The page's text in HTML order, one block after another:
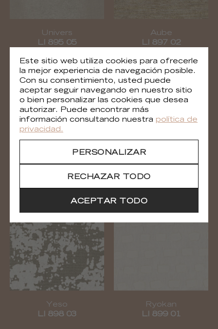
Univers
LI 895 05
Aube
LI 897 02
LI 897 05
LI 898 01
Yeso
LI 898 03
Ryokan
LI 899 01
Este sitio web utiliza cookies para ofrecerle
la mejor experiencia de navegación posible.
Con su consentimiento, usted puede
aceptar seguir navegando en nuestro sitio
o bien personalizar las cookies que desea
autorizar. Puede encontrar más
información consultando nuestra política de
privacidad.
PERSONALIZAR
RECHAZAR TODO
ACEPTAR TODO